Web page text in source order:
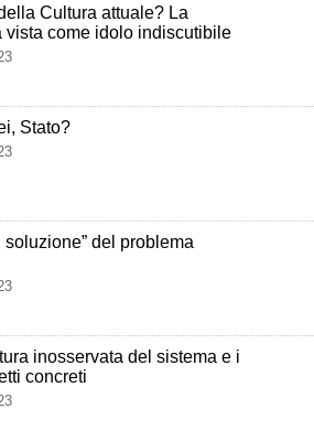
Cultura attuale? La
vista come idolo indiscutibile
Stato?
soluzione” del problema
inosservata del sistema e i
concreti